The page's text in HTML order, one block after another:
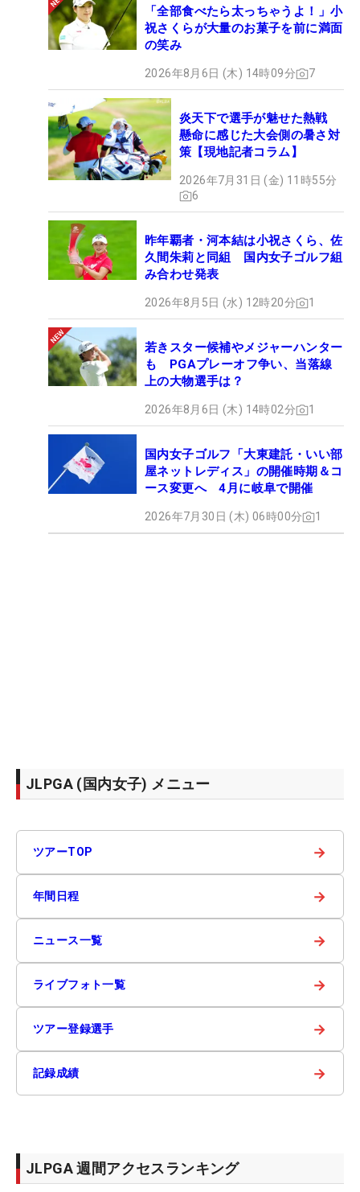
「全部食べたら太っちゃうよ！」小
祝さくらが大量のお菓子を前に満面
の笑み
2026年8月6日 (木) 14時09分 7
炎天下で選手が魅せた熱戦
懸命に感じた大会側の暑さ対
策【現地記者コラム】
2026年7月31日 (金) 11時55分
6
昨年覇者・河本結は小祝さくら、佐
久間朱莉と同組 国内女子ゴルフ組
み合わせ発表
2026年8月5日 (水) 12時20分 1
若きスター候補やメジャーハンター
も PGAプレーオフ争い、当落線
上の大物選手は？
2026年8月6日 (木) 14時02分 1
国内女子ゴルフ「大東建託・いい部
屋ネットレディス」の開催時期＆コ
ース変更へ 4月に岐阜で開催
2026年7月30日 (木) 06時00分 1
JLPGA (国内女子) メニュー
ツアーTOP →
年間日程 →
ニュース一覧 →
ライブフォト一覧 →
ツアー登録選手 →
記録成績 →
JLPGA 週間アクセスランキング